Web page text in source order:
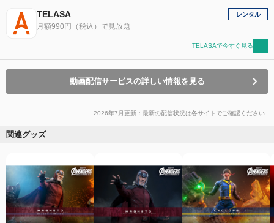
TELASA
月額990円（税込）で見放題
レンタル
TELASAで今すぐ見る
動画配信サービスの詳しい情報を見る
2026年7月更新：最新の配信状況は各サイトでご確認ください
関連グッズ